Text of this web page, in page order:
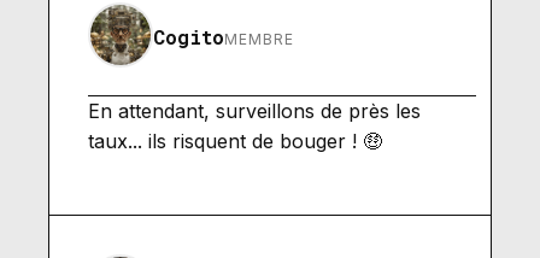
CogitoMEMBRE
En attendant, surveillons de près les
taux... ils risquent de bouger ! 🤑